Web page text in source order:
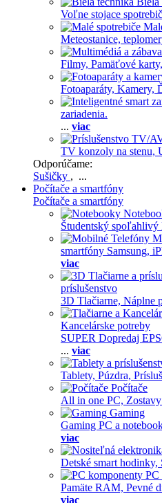
Voľne stojace
Meteostanice,
Filmy, Pamäťové karty,
Fotoaparáty, Kamery,
zariadenia.
... viac
TV konzoly na stenu,
Odporúčame:
Sušičky , ...
Počítače a smartfóny
Počítače a smartfóny
Študentský spoľahlivý
smartfóny Samsung,
viac
príslušenstvo
3D Tlačiarne, Náplne
Kancelárske potreby
SUPER Dopredaj
... viac
Tablety, Púzdra,
Počítače
All in one PC,
Gaming
Gaming PC a
viac
Detské smart hodinky,
PC
Pamäte RAM, Pevné
viac